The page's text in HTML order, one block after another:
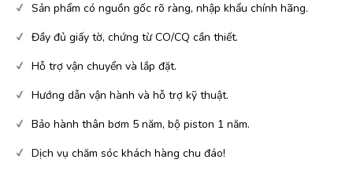
Sản phẩm có nguồn gốc rõ ràng, nhập khẩu chính hãng.
Đầy đủ giấy tờ, chứng từ CO/CQ cần thiết.
Hỗ trợ vận chuyển và lắp đặt.
Hướng dẫn vận hành và hỗ trợ kỹ thuật.
Bảo hành thân bơm 5 năm, bộ piston 1 năm.
Dịch vụ chăm sóc khách hàng chu đáo!